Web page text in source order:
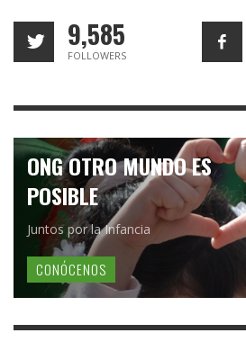
9,585
FOLLOWERS
ONG OTRO MUNDO ES
POSIBLE
Juntos por la Infancia
CONÓCENOS